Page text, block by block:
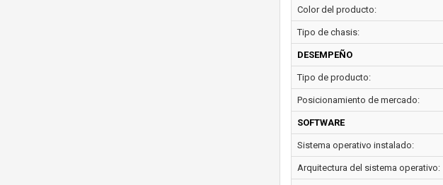
Color del producto:
Tipo de chasis:
DESEMPEÑO
Tipo de producto:
Posicionamiento de mercado:
SOFTWARE
Sistema operativo instalado:
Arquitectura del sistema operativo: